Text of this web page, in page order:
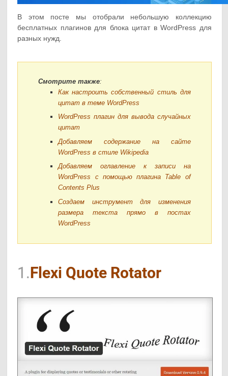
В этом посте мы отобрали небольшую коллекцию
бесплатных плагинов для блока цитат в WordPress для
разных нужд.
Смотрите также:
Как настроить собственный стиль для
цитат в теме WordPress
WordPress плагин для вывода случайных
цитат
Добавляем содержание на сайте
WordPress в стиле Wikipedia
Добавляем оглавление к записи на
WordPress с помощью плагина Table of
Contents Plus
Создаем инструмент для изменения
размера текста прямо в постах
WordPress
1.Flexi Quote Rotator